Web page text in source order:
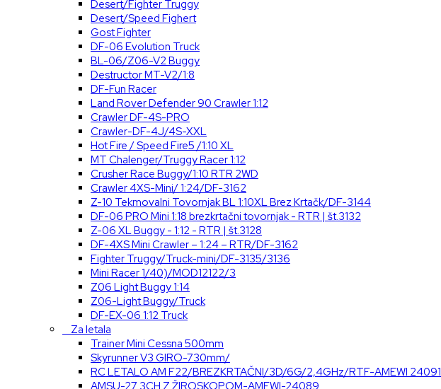
Desert/Fighter Truggy
Desert/Speed Fighert
Gost Fighter
DF-06 Evolution Truck
BL-06/Z06-V2 Buggy
Destructor MT-V2/1:8
DF-Fun Racer
Land Rover Defender 90 Crawler 1:12
Crawler DF-4S-PRO
Crawler-DF-4J/4S-XXL
Hot Fire / Speed Fire5 /1:10 XL
MT Chalenger/Truggy Racer 1:12
Crusher Race Buggy/1:10 RTR 2WD
Crawler 4XS-Mini/ 1:24/DF-3162
Z-10 Tekmovalni Tovornjak BL 1:10XL Brez Krtačk/DF-3144
DF-06 PRO Mini 1:18 brezkrtačni tovornjak - RTR | št.3132
Z-06 XL Buggy - 1:12 - RTR | št.3128
DF-4XS Mini Crawler – 1:24 – RTR/DF-3162
Fighter Truggy/Truck-mini/DF-3135/3136
Mini Racer 1/40)/MOD12122/3
Z06 Light Buggy 1:14
Z06-Light Buggy/Truck
DF-EX-06 1:12 Truck
Za letala
Trainer Mini Cessna 500mm
Skyrunner V3 GIRO-730mm/
RC LETALO AM F22/BREZKRTAČNI/3D/6G/2,4GHz/RTF-AMEWI 24091
AMSU-27 3CH Z ŽIROSKOPOM-AMEWI-24089